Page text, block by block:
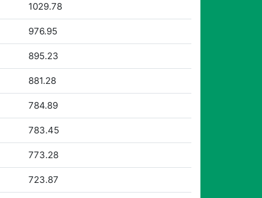
1029.78
976.95
895.23
881.28
784.89
783.45
773.28
723.87